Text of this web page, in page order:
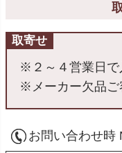
取寄せ
※２～４営業日で
※メーカー欠品ご
お問い合わせ時